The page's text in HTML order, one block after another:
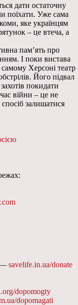
дати остаточну
поїхати. Уже сама
яке українцям
– це втеча, а
пам’ять про
І поки вистава
Херсоні театр
Його підвал
покидати
війни – це не
залишатися
— savelife.in.ua/donate
dopomogty
dopomagati